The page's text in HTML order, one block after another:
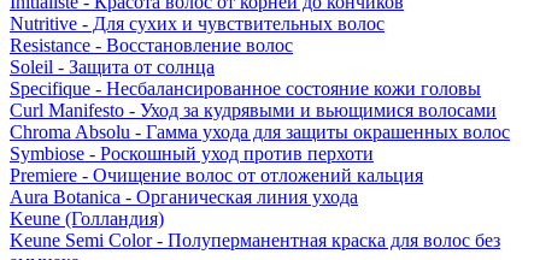
Nutritive - Для сухих и чувствительных волос
Resistance - Восстановление волос
Soleil - Защита от солнца
Specifique - Несбалансированное состояние кожи головы
Curl Manifesto - Уход за кудрявыми и вьющимися волосами
Chroma Absolu - Гамма ухода для защиты окрашенных волос
Symbiose - Роскошный уход против перхоти
Premiere - Очищение волос от отложений кальция
Aura Botanica - Органическая линия ухода
Keune (Голландия)
Keune Semi Color - Полуперманентная краска для волос без